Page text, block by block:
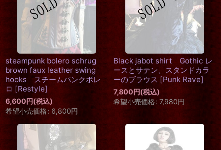
steampunk bolero schrug
brown faux leather swing
hooks スチームパンクボレ
ロ [Restyle]
6,600円(税込)
希望小売価格: 6,800円
Black jabot shirt Gothic レ
ースとサテン、スタンドカラ
ーのブラウス [Punk Rave]
7,800円(税込)
希望小売価格: 7,980円